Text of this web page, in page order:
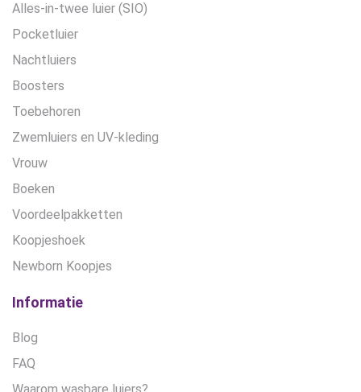
Alles-in-twee luier (SIO)
Pocketluier
Nachtluiers
Boosters
Toebehoren
Zwemluiers en UV-kleding
Vrouw
Boeken
Voordeelpakketten
Koopjeshoek
Newborn Koopjes
Informatie
Blog
FAQ